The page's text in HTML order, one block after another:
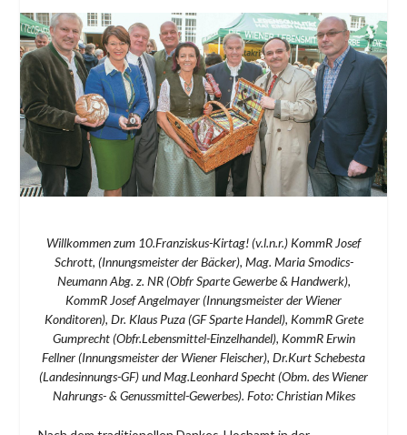
Willkommen zum 10.Franziskus-Kirtag! (v.l.n.r.) KommR Josef
Schrott, (Innungsmeister der Bäcker), Mag. Maria Smodics-
Neumann Abg. z. NR (Obfr Sparte Gewerbe & Handwerk),
KommR Josef Angelmayer (Innungsmeister der Wiener
Konditoren), Dr. Klaus Puza (GF Sparte Handel), KommR Grete
Gumprecht (Obfr.Lebensmittel-Einzelhandel), KommR Erwin
Fellner (Innungsmeister der Wiener Fleischer), Dr.Kurt Schebesta
(Landesinnungs-GF) und Mag.Leonhard Specht (Obm. des Wiener
Nahrungs- & Genussmittel-Gewerbes). Foto: Christian Mikes